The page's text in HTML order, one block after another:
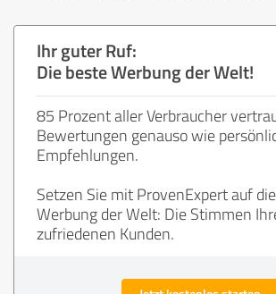
Ihr guter Ruf:
Die beste Werbung der Welt!
85 Prozent aller Verbraucher
Bewertungen genauso wie
Empfehlungen.
Setzen Sie mit ProvenExpert auf
Werbung der Welt: Die Stimmen
zufriedenen Kunden.